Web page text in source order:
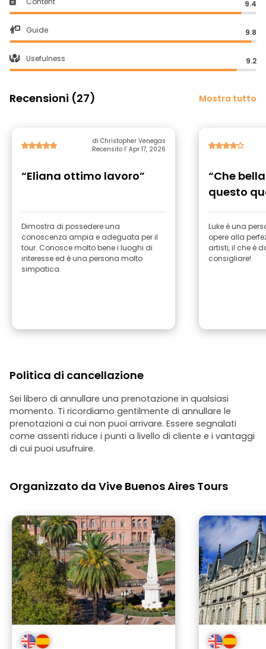
9.4
Guide 9.8
Usefulness 9.2
Recensioni (27) Mostra tutto
di Christopher Venegas
Recensito l’ Apr 17, 2026
“Eliana ottimo lavoro”
Dimostra di possedere una
conoscenza ampia e adeguata per il
tour. Conosce molto bene i luoghi di
interesse ed è una persona molto
simpatica.
“Che
questo
artistico!”
Luke è una
opere alla
artisti, il che è
consigliare!
Politica di cancellazione
Sei libero di annullare una prenotazione in qualsiasi
momento. Ti ricordiamo gentilmente di annullare le
prenotazioni a cui non puoi arrivare. Essere segnalati
come assenti riduce i punti a livello di cliente e i vantaggi
di cui puoi usufruire.
Organizzato da Vive Buenos Aires Tours